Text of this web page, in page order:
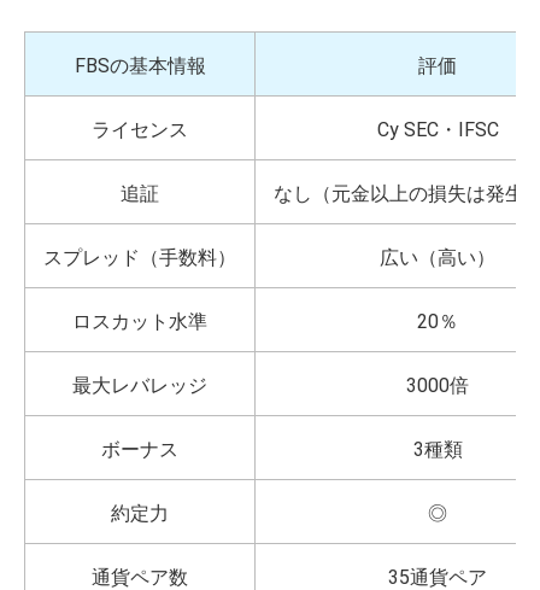
FBSの基本情報 評価
ライセンス Cy SEC・IFSC
追証 なし（元金以上の損失は発生
スプレッド（手数料） 広い（高い）
ロスカット水準 20％
最大レバレッジ 3000倍
ボーナス 3種類
約定力 ◎
通貨ペア数 35通貨ペア